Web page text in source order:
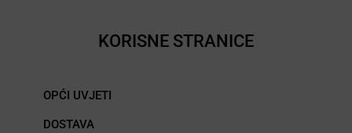
KORISNE STRANICE
OPĆI UVJETI
DOSTAVA